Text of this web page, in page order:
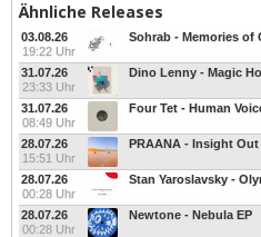
Ähnliche Releases
03.08.26
19:22 Uhr
Sohrab - Memories of
31.07.26
23:33 Uhr
Dino Lenny - Magic
31.07.26
08:49 Uhr
Four Tet - Human
28.07.26
15:51 Uhr
PRAANA - Insight Out
28.07.26
00:28 Uhr
Stan Yaroslavsky -
28.07.26
00:28 Uhr
Newtone - Nebula EP